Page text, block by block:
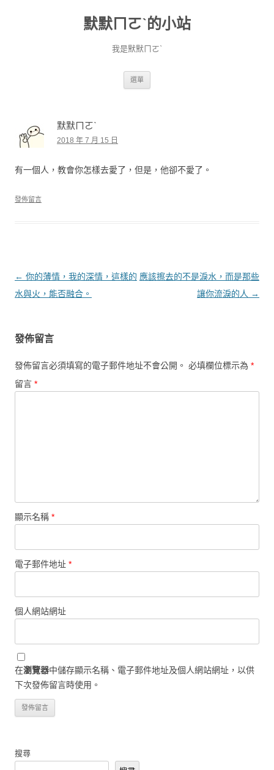
默默ㄇㄛˋ的小站
我是默默ㄇㄛˋ
選單
默默ㄇㄛˋ
2018 年 7 月 15 日
有一個人，教會你怎樣去愛了，但是，他卻不愛了。
發佈留言
文章導覽
← 你的薄情，我的深情，這樣的
水與火，能否融合。
應該擦去的不是淚水，而是那些
讓你流淚的人 →
發佈留言
發佈留言必須填寫的電子郵件地址不會公開。 必填欄位標示為 *
留言 *
顯示名稱 *
電子郵件地址 *
個人網站網址
在瀏覽器中儲存顯示名稱、電子郵件地址及個人網站網址，以供
下次發佈留言時使用。
搜尋